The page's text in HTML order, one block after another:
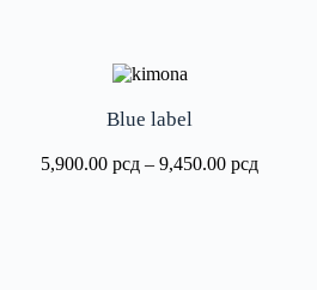
Blue label
5,900.00рсд – 9,450.00рсд